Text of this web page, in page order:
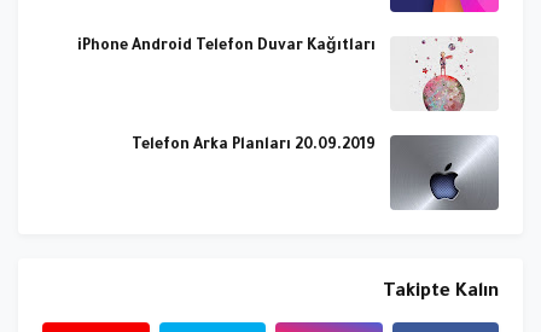
iPhone Android Telefon Duvar Kağıtları
Telefon Arka Planları 20.09.2019
Takipte Kalın